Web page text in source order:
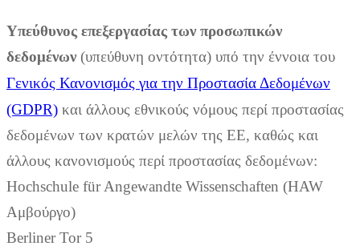
Υπεύθυνος επεξεργασίας των προσωπικών
δεδομένων(υπεύθυνη οντότητα) υπό την έννοια του
Γενικός Κανονισμός για την Προστασία Δεδομένων
(GDPR) και άλλους εθνικούς νόμους περί προστασίας
δεδομένων των κρατών μελών της ΕΕ, καθώς και
άλλους κανονισμούς περί προστασίας δεδομένων:
Hochschule für Angewandte Wissenschaften (HAW
Αμβούργο)
Berliner Tor 5